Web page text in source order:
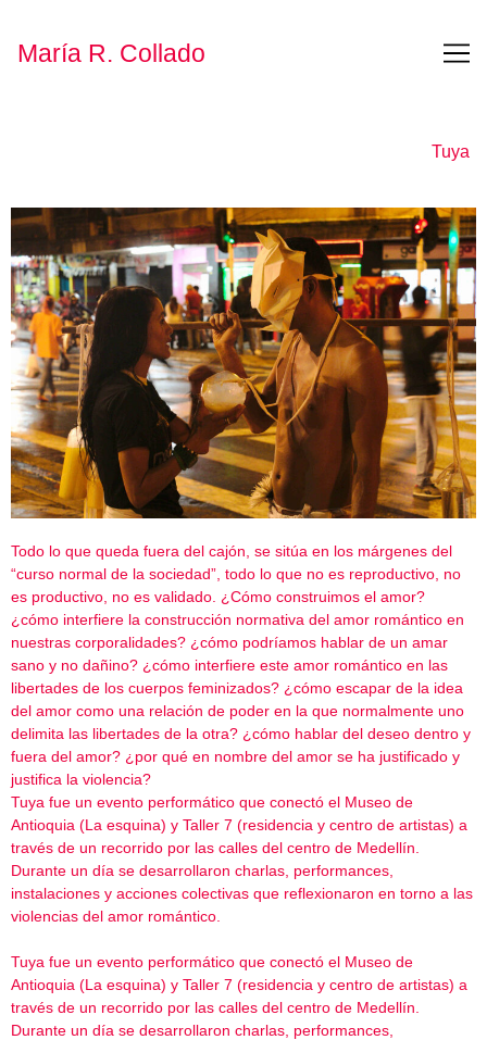
María R. Collado
Tuya
Todo lo que queda fuera del cajón, se sitúa en los márgenes del
“curso normal de la sociedad”, todo lo que no es reproductivo, no
es productivo, no es validado. ¿Cómo construimos el amor?
¿cómo interfiere la construcción normativa del amor romántico en
nuestras corporalidades? ¿cómo podríamos hablar de un amar
sano y no dañino? ¿cómo interfiere este amor romántico en las
libertades de los cuerpos feminizados? ¿cómo escapar de la idea
del amor como una relación de poder en la que normalmente uno
delimita las libertades de la otra? ¿cómo hablar del deseo dentro y
fuera del amor? ¿por qué en nombre del amor se ha justificado y
justifica la violencia?
Tuya fue un evento performático que conectó el Museo de
Antioquia (La esquina) y Taller 7 (residencia y centro de artistas) a
través de un recorrido por las calles del centro de Medellín.
Durante un día se desarrollaron charlas, performances,
instalaciones y acciones colectivas que reflexionaron en torno a las
violencias del amor romántico.
Tuya fue un evento performático que conectó el Museo de
Antioquia (La esquina) y Taller 7 (residencia y centro de artistas) a
través de un recorrido por las calles del centro de Medellín.
Durante un día se desarrollaron charlas, performances,